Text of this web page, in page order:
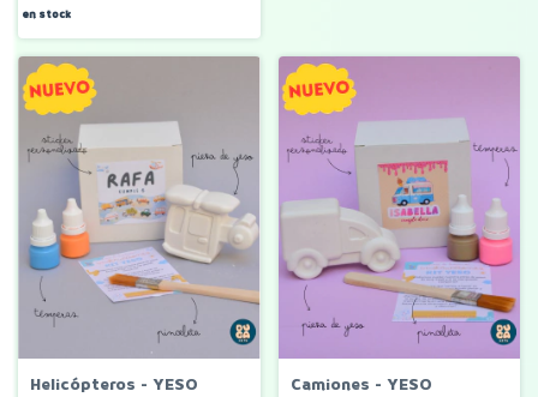
en stock
Helicópteros - YESO Camiones - YESO